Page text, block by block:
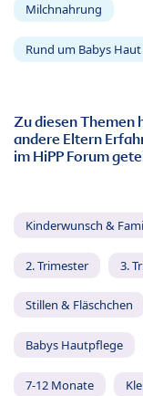
Milchnahrung
Rund um Babys Haut
Zu diesen Themen
andere Eltern
im HiPP Forum
Kinderwunsch &
2. Trimester 3.
Stillen & Fläschchen
Babys Hautpflege
7-12 Monate